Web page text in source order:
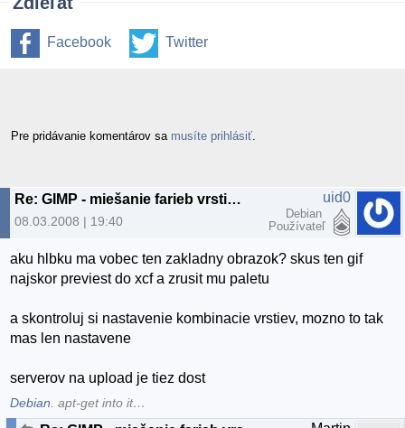
Facebook Twitter
Pre pridávanie komentárov sa musíte prihlásiť
Re: GIMP - miešanie farieb vrstiev
08.03.2008 | 19:40
uid0
Debian
Používateľ
aku hlbku ma vobec ten zakladny obrazok? skus ten gif
najskor previest do xcf a zrusit mu paletu
a skontroluj si nastavenie kombinacie vrstiev, mozno to tak
mas len nastavene
serverov na upload je tiez dost
Debian . apt-get into it…